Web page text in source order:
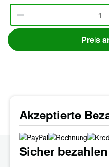
Produkt Anzahl: Gib
Preis
Akzeptierte
Sicher bezahlen